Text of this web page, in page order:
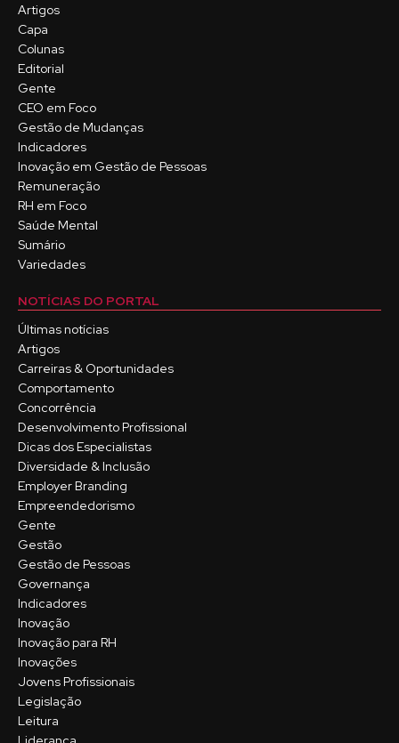
Artigos
Capa
Colunas
Editorial
Gente
CEO em Foco
Gestão de Mudanças
Indicadores
Inovação em Gestão de Pessoas
Remuneração
RH em Foco
Saúde Mental
Sumário
Variedades
NOTÍCIAS DO PORTAL
Últimas notícias
Artigos
Carreiras & Oportunidades
Comportamento
Concorrência
Desenvolvimento Profissional
Dicas dos Especialistas
Diversidade & Inclusão
Employer Branding
Empreendedorismo
Gente
Gestão
Gestão de Pessoas
Governança
Indicadores
Inovação
Inovação para RH
Inovações
Jovens Profissionais
Legislação
Leitura